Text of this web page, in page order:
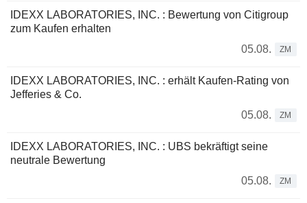
IDEXX LABORATORIES, INC. : Bewertung von Citigroup
zum Kaufen erhalten
05.08.
ZM
IDEXX LABORATORIES, INC. : erhält Kaufen-Rating von
Jefferies & Co.
05.08.
ZM
IDEXX LABORATORIES, INC. : UBS bekräftigt seine
neutrale Bewertung
05.08.
ZM